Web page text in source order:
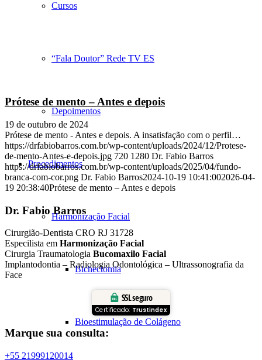
Cursos
“Fala Doutor” Rede TV ES
Depoimentos
Procedimentos
Harmonização Facial
Bichectomia
Bioestimulação de Colágeno
Prótese de mento – Antes e depois
19 de outubro de 2024
Prótese de mento - Antes e depois. A insatisfação com o perfil…
https://drfabiobarros.com.br/wp-content/uploads/2024/12/Protese-
de-mento-Antes-e-depois.jpg 720 1280 Dr. Fabio Barros
https://drfabiobarros.com.br/wp-content/uploads/2025/04/fundo-
branca-com-cor.png Dr. Fabio Barros2024-10-19 10:41:002026-04-
19 20:38:40Prótese de mento – Antes e depois
Dr. Fabio Barros
Cirurgião-Dentista CRO RJ 31728
Especilista em Harmonização Facial
Cirurgia Traumatologia Bucomaxilo Facial
Implantodontia – Radiologia Odontológica – Ultrassonografia da
Face
SSL seguro
Certificado: Trustindex
Marque sua consulta:
+55 21999120014